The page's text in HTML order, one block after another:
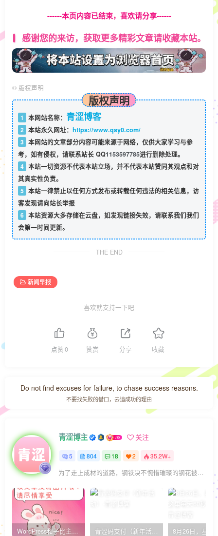
------本页内容已结束，喜欢请分享------
感谢您的来访，获取更多精彩文章请收藏本站。
© 版权声明
版权声明
1 本网站名称： 青涩博客
2 本站永久网址： https://www.qsy0.com/
3 本网站的文章部分内容可能来源于网络，仅供大家学习与参
考，如有侵权，请联系站长 QQ1153597785进行删除处理。
4 本站一切资源不代表本站立场，并不代表本站赞同其观点和对
其真实性负责。
5 本站一律禁止以任何方式发布或转载任何违法的相关信息，访
客发现请向站长举报
6 本站资源大多存储在云盘，如发现链接失效，请联系我们我们
会第一时间更新。
THE END
新闻早报
喜欢就支持一下吧
点赞0 赞赏 分享 收藏
Do not find excuses for failure, to chase success reasons.
不要找失败的借口，去追成功的理由
青涩博主 关注
5 804 18 2 35.2W+
为了走上成材的道路，钢铁决不惋惜璀璨的钢花被遗弃
WordPress和子比主题模板&网站美化方法教程-已更新到:23-01-8 青涩码支付（新年活动）